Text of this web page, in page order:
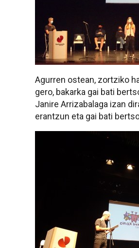
Agurren ostean, zortziko
gero, bakarka gai bati
Janire Arrizabalaga izan
erantzun eta gai bati